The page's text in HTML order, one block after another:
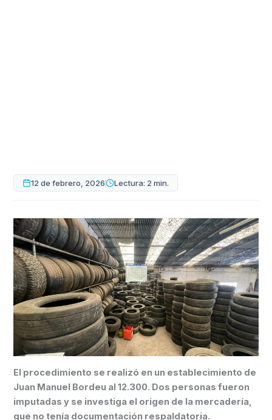
12 de febrero, 2026 Lectura: 2 min.
El procedimiento se realizó en un establecimiento de
Juan Manuel Bordeu al 12.300. Dos personas fueron
imputadas y se investiga el origen de la mercadería,
que no tenía documentación respaldatoria.